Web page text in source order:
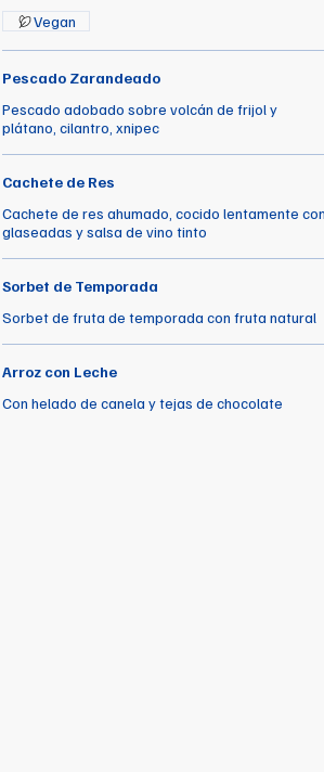
Vegan
Pescado Zarandeado
Pescado adobado sobre volcán de frijol y
plátano, cilantro, xnipec
Cachete de Res
Cachete de res ahumado, cocido lentamente
glaseadas y salsa de vino tinto
Sorbet de Temporada
Sorbet de fruta de temporada con fruta natural
Arroz con Leche
Con helado de canela y tejas de chocolate